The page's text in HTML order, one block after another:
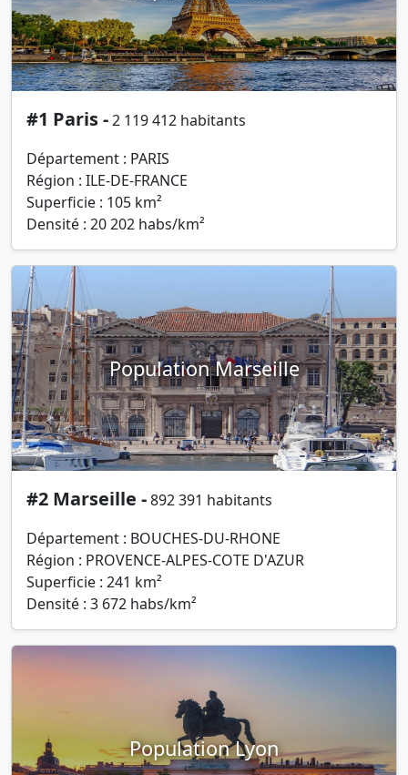
#1 Paris -2 119 412 habitants
Département : PARIS
Région : ILE-DE-FRANCE
Superficie : 105 km²
Densité : 20 202 habs/km²
Population Marseille
#2 Marseille -892 391 habitants
Département : BOUCHES-DU-RHONE
Région : PROVENCE-ALPES-COTE D'AZUR
Superficie : 241 km²
Densité : 3 672 habs/km²
Population Lyon